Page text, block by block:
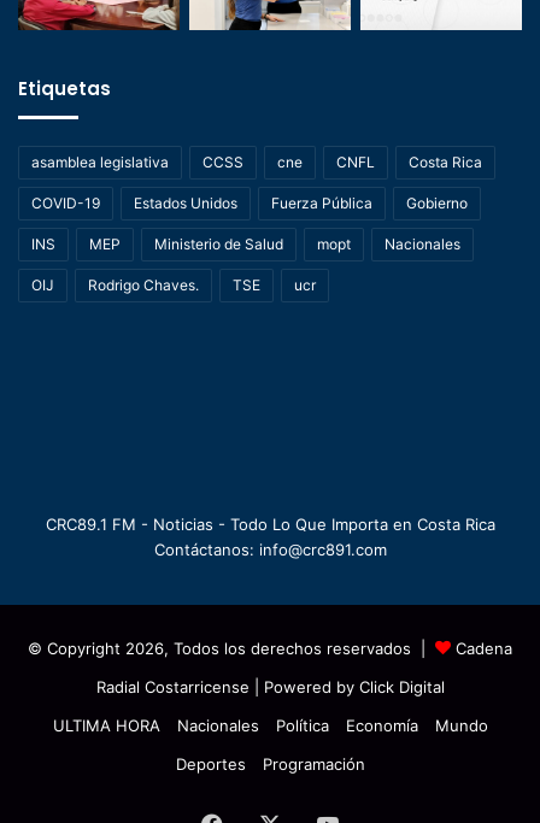
Etiquetas
asamblea legislativa CCSS cne CNFL Costa Rica
COVID-19 Estados Unidos Fuerza Pública Gobierno
INS MEP Ministerio de Salud mopt Nacionales
OIJ Rodrigo Chaves. TSE ucr
CRC89.1 FM - Noticias - Todo Lo Que Importa en Costa Rica
Contáctanos: info@crc891.com
© Copyright 2026, Todos los derechos reservados |
Cadena
Radial Costarricense | Powered by Click Digital
ULTIMA HORA
Nacionales Política Economía
Mundo
Deportes
Programación